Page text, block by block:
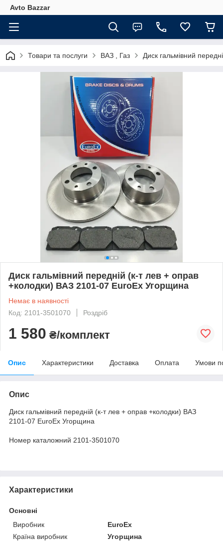
Avto Bazzar
Товари та послуги ВАЗ , Газ Диск гальмівний
Диск гальмівний передній (к-т лев + оправ
+колодки) ВАЗ 2101-07 EuroEx Угорщина
Немає в наявності
Код: 2101-3501070
Роздріб
1 580 ₴/комплект
Опис Характеристики Доставка Оплата Умови
Опис
Диск гальмівний передній (к-т лев + оправ +колодки) ВАЗ
2101-07 EuroEx Угорщина
Номер каталожний 2101-3501070
Характеристики
Основні
Виробник
EuroEx
Країна виробник
Угорщина